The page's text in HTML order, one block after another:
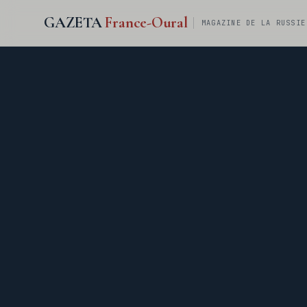
GAZETAFrance-Oural MAGAZINE DE LA